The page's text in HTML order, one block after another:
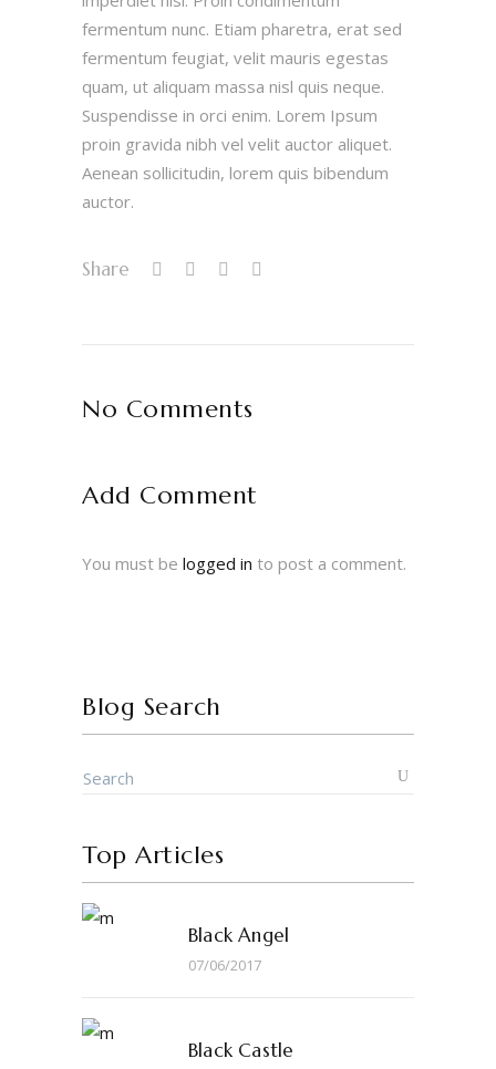
fermentum nunc. Etiam pharetra, erat sed
fermentum feugiat, velit mauris egestas
quam, ut aliquam massa nisl quis neque.
Suspendisse in orci enim. Lorem Ipsum
proin gravida nibh vel velit auctor aliquet.
Aenean sollicitudin, lorem quis bibendum
auctor.
Share
No Comments
Add Comment
You must be logged in to post a comment.
Blog Search
Top Articles
Black Angel
07/06/2017
Black Castle